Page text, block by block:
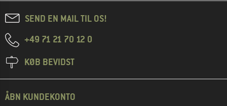
SEND EN MAIL TIL OS!
+49 71 21 70 12 0
KØB BEVIDST
ÅBN KUNDEKONTO